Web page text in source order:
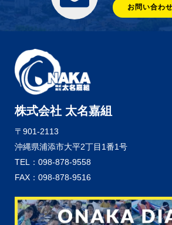
お問い合わ
株式会社 太名嘉組
〒901-2113
沖縄県浦添市大平2丁目1番1号
TEL：098-878-9558
FAX：098-878-9516